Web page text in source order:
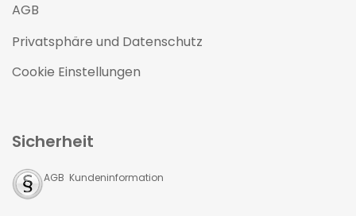
AGB
Privatsphäre und Datenschutz
Cookie Einstellungen
Sicherheit
AGB Kundeninformation